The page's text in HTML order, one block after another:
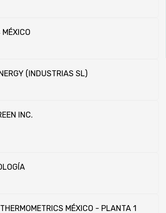
(INDUSTRIAS SL)
INC.
MÉXICO - PLANTA 1